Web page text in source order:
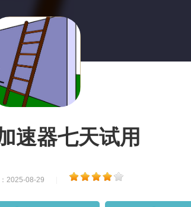
速器七天试用
2025-08-29